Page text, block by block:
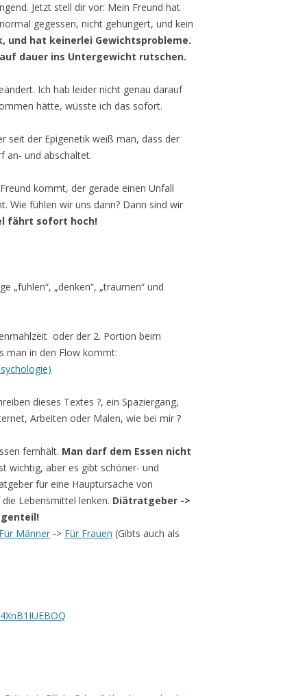
Jetzt stell dir vor: Mein Freund hat
gegessen, nicht gehungert, und kein
und hat keinerlei Gewichtsprobleme.
auf dauer ins Untergewicht rutschen.
Ich hab leider nicht genau darauf
hätte, wüsste ich das sofort.
seit der Epigenetik weiß man, dass der
an- und abschaltet.
kommt, der gerade einen Unfall
Wie fühlen wir uns dann? Dann sind wir
fährt sofort hoch!
„fühlen“, „denken“, „träumen“ und
oder der 2. Portion beim
man in den Flow kommt:
dieses Textes ?, ein Spaziergang,
Arbeiten oder Malen, wie bei mir ?
fernhält. Man darf dem Essen nicht
wichtig, aber es gibt schöner- und
für eine Hauptursache von
Lebensmittel lenken. Diätratgeber ->
Für Männer -> Für Frauen (Gibts auch als